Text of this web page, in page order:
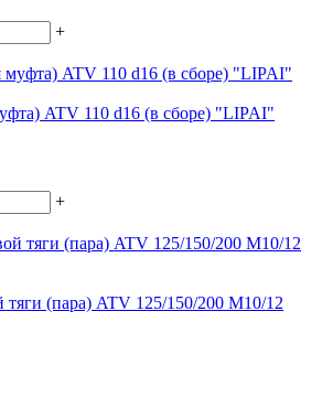
+
ATV 110 d16 (в сборе) "LIPAI"
+
тяги (пара) ATV 125/150/200 M10/12